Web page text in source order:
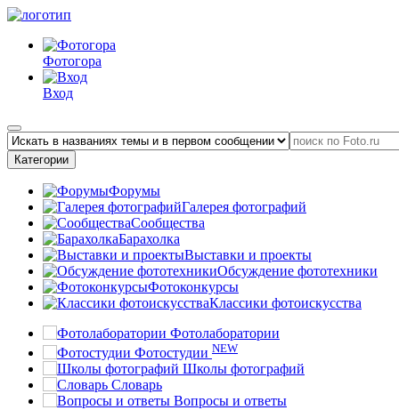
Фотогора
Вход
Категории
Форумы
Галерея фотографий
Сообщества
Барахолка
Выставки и проекты
Обсуждение фототехники
Фотоконкурсы
Классики фотоискусства
Фотолаборатории
Фотостудии NEW
Школы фотографий
Словарь
Вопросы и ответы